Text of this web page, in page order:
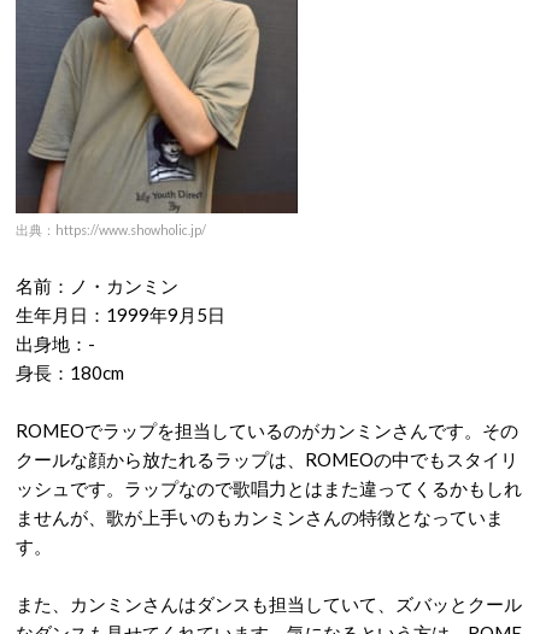
出典：https://www.showholic.jp/
名前：ノ・カンミン
生年月日：1999年9月5日
出身地：-
身長：180cm
ROMEOでラップを担当しているのがカンミンさんです。その
クールな顔から放たれるラップは、ROMEOの中でもスタイリ
ッシュです。ラップなので歌唱力とはまた違ってくるかもしれ
ませんが、歌が上手いのもカンミンさんの特徴となっていま
す。
また、カンミンさんはダンスも担当していて、ズバッとクール